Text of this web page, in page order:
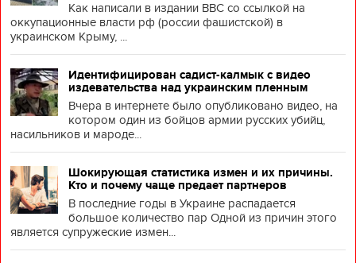
Как написали в издании BBC со ссылкой на
оккупационные власти рф (россии фашистской) в
украинском Крыму, ...
Идентифицирован садист-калмык с видео
издевательства над украинским пленным
Вчера в интернете было опубликовано видео, на
котором один из бойцов армии русских убийц,
насильников и мароде...
Шокирующая статистика измен и их причины.
Кто и почему чаще предает партнеров
В последние годы в Украине распадается
большое количество пар Одной из причин этого
является супружеские измен...